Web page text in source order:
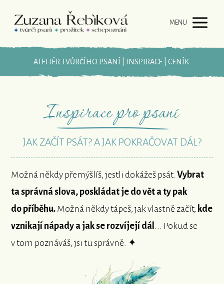
MENU
ATELIÉR TVŮRČÍHO PSANÍ INSPIRACE CENÍK
Inspirace pro psaní
JAK ZAČÍT PSÁT? A JAK POKRAČOVAT DÁL?
Možná někdy přemýšlíš, jestli dokážeš psát.Vybrat
ta správná slova, poskládat je do vět a ty pak
do příběhu. Možná někdy tápeš, jak vlastně začít, kde
vznikají nápady a jak se rozvíjejí dál
... Pokud se
v tom poznáváš, jsi tu správně. ✦